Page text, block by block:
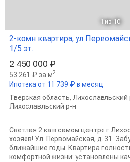
1 из 10
2-комн квартира, ул
1/5 эт.
2 450 000 ₽
53 261 ₽ за м2
Ипотека от 11 739 ₽ в месяц
Тверская область, Лихославльский
Лихославльский р-н
Светлая 2 ка в самом центре г
хозяев! Ул. Первомайская, д. 31.
ближайшие годы. Квартира
комфортной жизни: установлены